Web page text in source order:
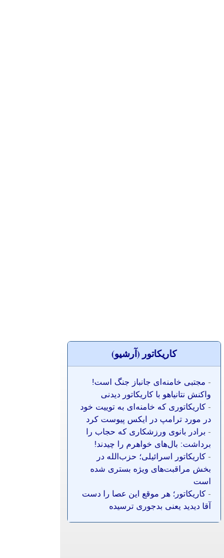
کاريکاتور (آرشيو)
- مجتبی خامنه‌ای جانباز جنگ است!
واکنش نتانیاهو با کاریکاتور دیدنی
- کاریکاتوری که خامنه‌ای به توییت خود
در مورد ترامپ در ایکس پیوست کرد
- برادر بانوی ورزشکاری که حجاب را
برداشت: بال‌های خواهرم را چیدند!
- کاریکاتور اسرائیلی؛ حزب‌الله در
بخش مراقبت‌های ویژه بستری شده
است
- کاریکاتور؛ هر موقع این عصا را دست
آقا دیدید یعنی بدجوری ترسیده